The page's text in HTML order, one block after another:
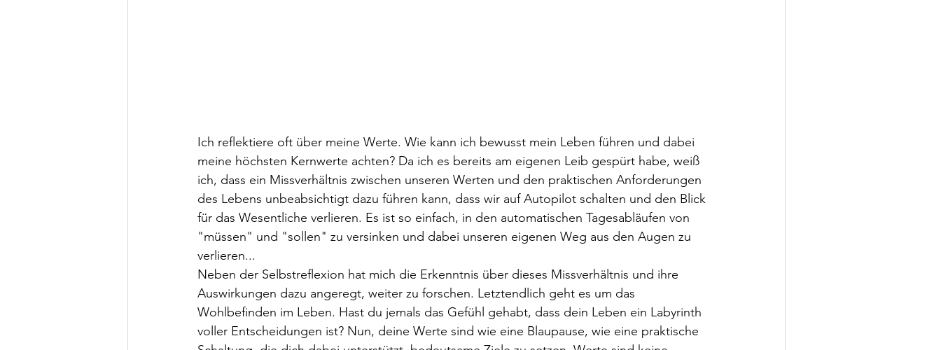
Ich reflektiere oft über meine Werte. Wie kann ich bewusst mein Leben führen und dabei
meine höchsten Kernwerte achten? Da ich es bereits am eigenen Leib gespürt habe, weiß
ich, dass ein Missverhältnis zwischen unseren Werten und den praktischen Anforderungen
des Lebens unbeabsichtigt dazu führen kann, dass wir auf Autopilot schalten und den Blick
für das Wesentliche verlieren. Es ist so einfach, in den automatischen Tagesabläufen von
"müssen" und "sollen" zu versinken und dabei unseren eigenen Weg aus den Augen zu
verlieren...
Neben der Selbstreflexion hat mich die Erkenntnis über dieses Missverhältnis und ihre
Auswirkungen dazu angeregt, weiter zu forschen. Letztendlich geht es um das
Wohlbefinden im Leben. Hast du jemals das Gefühl gehabt, dass dein Leben ein Labyrinth
voller Entscheidungen ist? Nun, deine Werte sind wie eine Blaupause, wie eine praktische